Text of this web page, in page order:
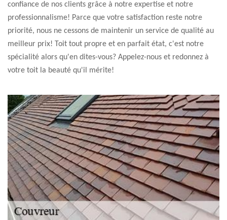
confiance de nos clients grâce à notre expertise et notre
professionnalisme! Parce que votre satisfaction reste notre
priorité, nous ne cessons de maintenir un service de qualité au
meilleur prix! Toit tout propre et en parfait état, c'est notre
spécialité alors qu'en dites-vous? Appelez-nous et redonnez à
votre toit la beauté qu'il mérite!